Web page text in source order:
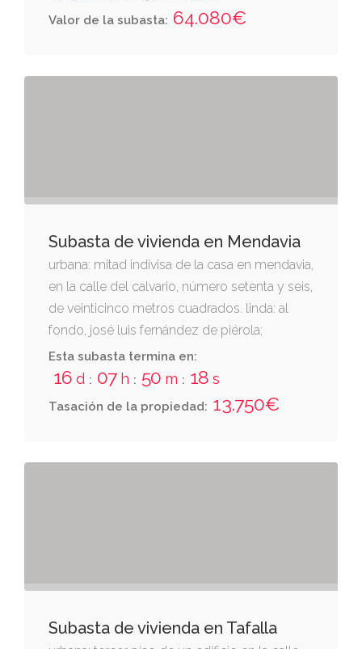
halla asentada sobre una parcela de ciento
veintiocho metros cuadrados. inscrita en el
1880, libro 153, folio 1, inscripción 17.
Valor de la subasta: 64.080€
Subasta de vivienda en Mendavia
urbana: mitad indivisa de la casa en mendavia,
en la calle del calvario, número setenta y seis,
de veinticinco metros cuadrados. linda: al
fondo, josé luis fernández de piérola;
derecha, josé fernández de piérola; e
izquierda, luis uzqueda gómez. es la parcela
Esta subasta termina en:
16 d : 07 h : 50 m : 17 s
Tasación de la propiedad: 13.750€
Subasta de vivienda en Tafalla